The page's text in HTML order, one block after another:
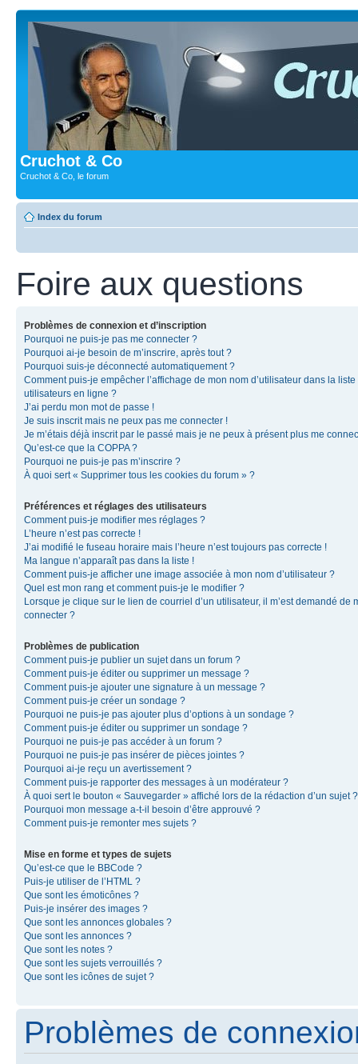
Cruchot & Co
Cruchot & Co, le forum
Index du forum
Foire aux questions
Problèmes de connexion et d’inscription
Pourquoi ne puis-je pas me connecter ?
Pourquoi ai-je besoin de m’inscrire, après tout ?
Pourquoi suis-je déconnecté automatiquement ?
Comment puis-je empêcher l’affichage de mon nom d’utilisateur dans la liste
utilisateurs en ligne ?
J’ai perdu mon mot de passe !
Je suis inscrit mais ne peux pas me connecter !
Je m’étais déjà inscrit par le passé mais je ne peux à présent plus me
Qu’est-ce que la COPPA ?
Pourquoi ne puis-je pas m’inscrire ?
À quoi sert « Supprimer tous les cookies du forum » ?
Préférences et réglages des utilisateurs
Comment puis-je modifier mes réglages ?
L’heure n’est pas correcte !
J’ai modifié le fuseau horaire mais l’heure n’est toujours pas correcte !
Ma langue n’apparaît pas dans la liste !
Comment puis-je afficher une image associée à mon nom d’utilisateur ?
Quel est mon rang et comment puis-je le modifier ?
Lorsque je clique sur le lien de courriel d’un utilisateur, il m’est demandé de
connecter ?
Problèmes de publication
Comment puis-je publier un sujet dans un forum ?
Comment puis-je éditer ou supprimer un message ?
Comment puis-je ajouter une signature à un message ?
Comment puis-je créer un sondage ?
Pourquoi ne puis-je pas ajouter plus d’options à un sondage ?
Comment puis-je éditer ou supprimer un sondage ?
Pourquoi ne puis-je pas accéder à un forum ?
Pourquoi ne puis-je pas insérer de pièces jointes ?
Pourquoi ai-je reçu un avertissement ?
Comment puis-je rapporter des messages à un modérateur ?
À quoi sert le bouton « Sauvegarder » affiché lors de la rédaction d’un sujet ?
Pourquoi mon message a-t-il besoin d’être approuvé ?
Comment puis-je remonter mes sujets ?
Mise en forme et types de sujets
Qu’est-ce que le BBCode ?
Puis-je utiliser de l’HTML ?
Que sont les émoticônes ?
Puis-je insérer des images ?
Que sont les annonces globales ?
Que sont les annonces ?
Que sont les notes ?
Que sont les sujets verrouillés ?
Que sont les icônes de sujet ?
Problèmes de